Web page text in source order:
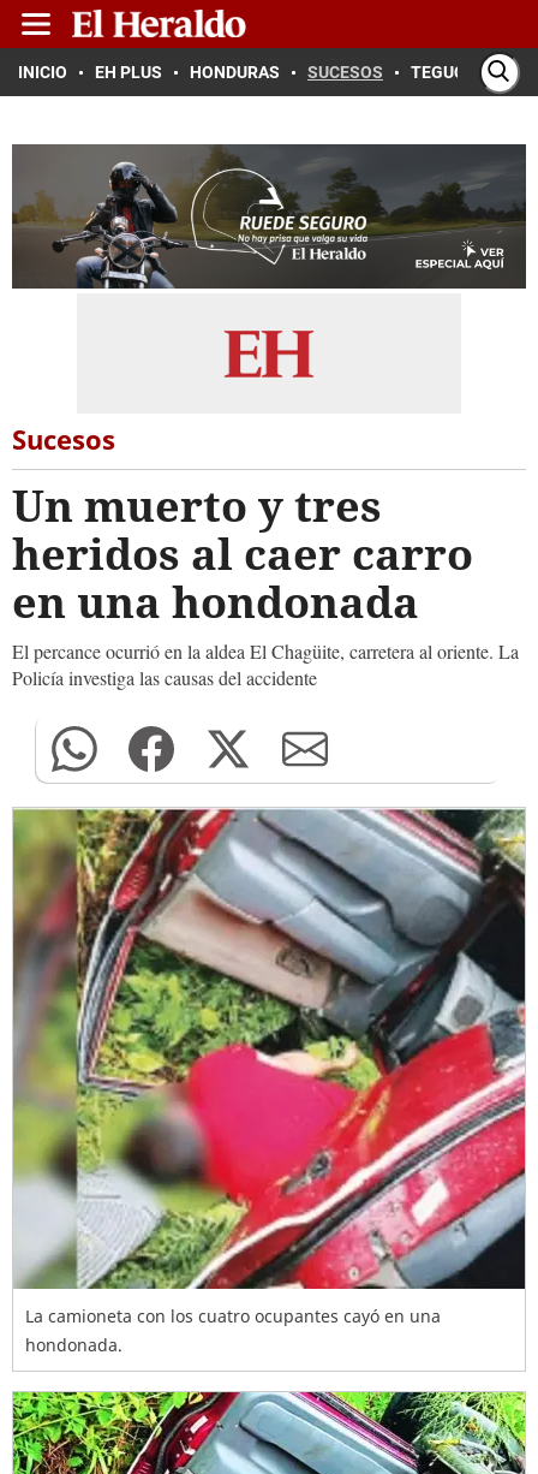
INICIO EH PLUS HONDURAS SUCESOS TEGUCIGALPA
Sucesos
Un muerto y tres
heridos al caer carro
en una hondonada
El percance ocurrió en la aldea El Chagüite, carretera al oriente. La
Policía investiga las causas del accidente
La camioneta con los cuatro ocupantes cayó en una
hondonada.